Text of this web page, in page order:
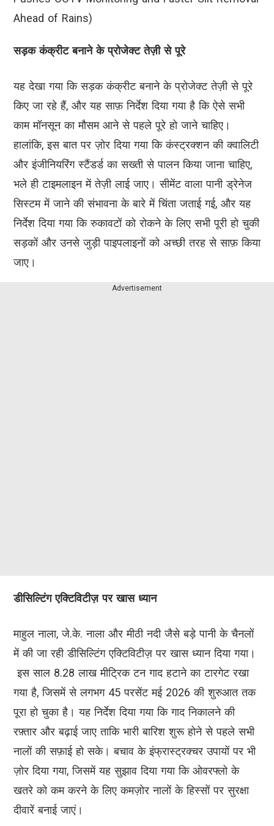
Ahead of Rains)
सड़क कंक्रीट बनाने के प्रोजेक्ट तेज़ी से पूरे
यह देखा गया कि सड़क कंक्रीट बनाने के प्रोजेक्ट तेज़ी से पूरे
किए जा रहे हैं, और यह साफ़ निर्देश दिया गया है कि ऐसे सभी
काम मॉनसून का मौसम आने से पहले पूरे हो जाने चाहिए।
हालांकि, इस बात पर ज़ोर दिया गया कि कंस्ट्रक्शन की क्वालिटी
और इंजीनियरिंग स्टैंडर्ड का सख्ती से पालन किया जाना चाहिए,
भले ही टाइमलाइन में तेज़ी लाई जाए। सीमेंट वाला पानी ड्रेनेज
सिस्टम में जाने की संभावना के बारे में चिंता जताई गई, और यह
निर्देश दिया गया कि रुकावटों को रोकने के लिए सभी पूरी हो चुकी
सड़कों और उनसे जुड़ी पाइपलाइनों को अच्छी तरह से साफ़ किया
जाए।
Advertisement
डीसिल्टिंग एक्टिविटीज़ पर खास ध्यान
माहुल नाला, जे.के. नाला और मीठी नदी जैसे बड़े पानी के चैनलों
में की जा रही डीसिल्टिंग एक्टिविटीज़ पर खास ध्यान दिया गया।
इस साल 8.28 लाख मीट्रिक टन गाद हटाने का टारगेट रखा
गया है, जिसमें से लगभग 45 परसेंट मई 2026 की शुरुआत तक
पूरा हो चुका है। यह निर्देश दिया गया कि गाद निकालने की
रफ़्तार और बढ़ाई जाए ताकि भारी बारिश शुरू होने से पहले सभी
नालों की सफ़ाई हो सके। बचाव के इंफ्रास्ट्रक्चर उपायों पर भी
ज़ोर दिया गया, जिसमें यह सुझाव दिया गया कि ओवरफ्लो के
खतरे को कम करने के लिए कमज़ोर नालों के हिस्सों पर सुरक्षा
दीवारें बनाई जाएं।